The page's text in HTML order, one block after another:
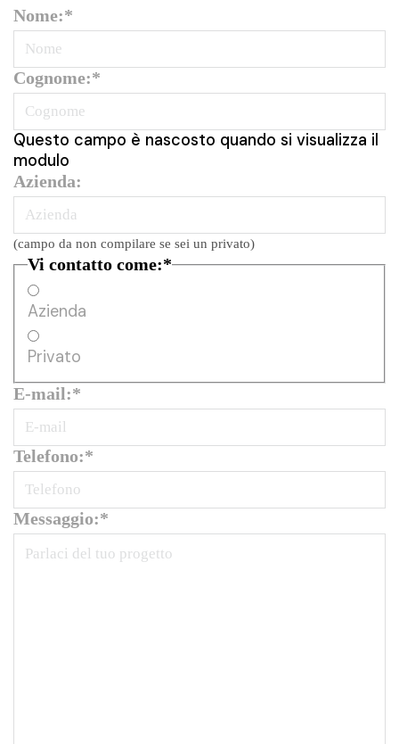
Nome:*
Cognome:*
Questo campo è nascosto quando si visualizza il
modulo
Azienda:
(campo da non compilare se sei un privato)
Vi contatto come:*
Azienda
Privato
E-mail:*
Telefono:*
Messaggio:*